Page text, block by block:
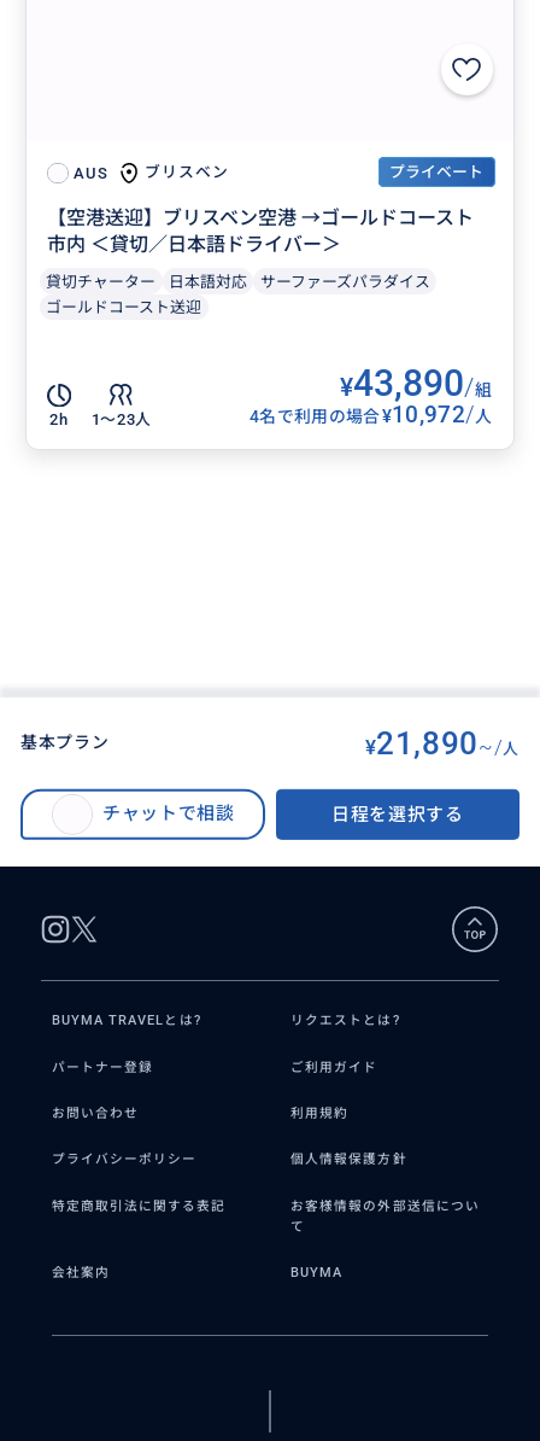
AUS ブリスベン プライベート
【空港送迎】ブリスベン空港 →ゴールドコースト
市内 ＜貸切／日本語ドライバー＞
貸切チャーター 日本語対応
サーファーズパラダイス
ゴールドコースト送迎
2h 1〜23人
¥43,890/組
4名で利用の場合¥10,972/人
基本プラン ¥21,890~/ 人
チャットで相談 日程を選択する
【毎週火・木・土催行】野生動物探検＋土ボタル&星空観測付きエコサファリ
ツアー＜日本語ガイド／夕食付＞
BUYMA TRAVELとは? リクエストとは?
パートナー登録 ご利用ガイド
お問い合わせ 利用規約
プライバシーポリシー 個人情報保護方針
特定商取引法に関する表記
お客様情報の外部送信につい
て
会社案内 BUYMA